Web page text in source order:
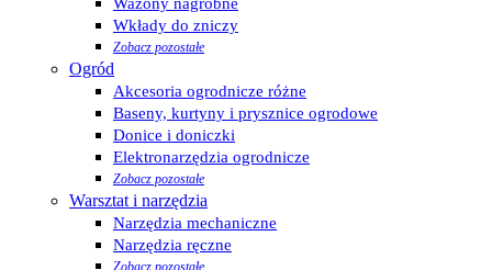
Wkłady do zniczy
Zobacz pozostałe
Ogród
Akcesoria ogrodnicze różne
Baseny, kurtyny i prysznice ogrodowe
Donice i doniczki
Elektronarzędzia ogrodnicze
Zobacz pozostałe
Warsztat i narzędzia
Narzędzia mechaniczne
Narzędzia ręczne
Zobacz pozostałe